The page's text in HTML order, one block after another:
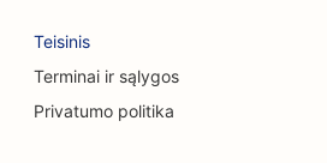
SEO drabužių parduotuvėms
SEO kaukolės ir veido chirurgams
Teisinis
Terminai ir sąlygos
Privatumo politika